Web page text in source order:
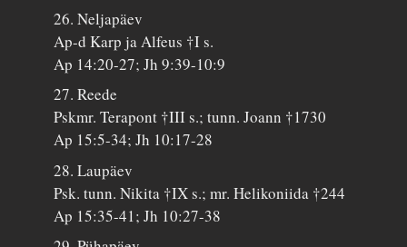
26. Neljapäev
Ap-d Karp ja Alfeus †I s.
Ap 14:20-27; Jh 9:39-10:9
27. Reede
Pskmr. Terapont †III s.; tunn. Joann †1730
Ap 15:5-34; Jh 10:17-28
28. Laupäev
Psk. tunn. Nikita †IX s.; mr. Helikoniida †244
Ap 15:35-41; Jh 10:27-38